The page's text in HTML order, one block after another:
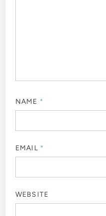
NAME *
EMAIL *
WEBSITE